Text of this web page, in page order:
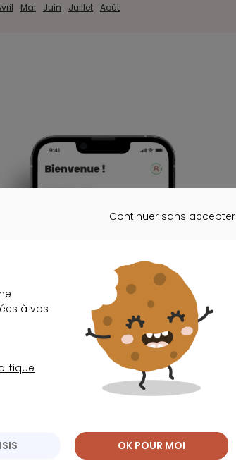
Mai Juin Juillet Août
Continuer sans accepter
à vos
OK POUR MOI